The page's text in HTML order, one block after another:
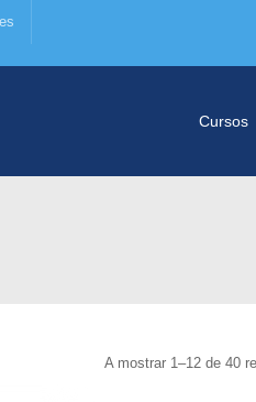
Cursos
A mostrar 1–12 de 40